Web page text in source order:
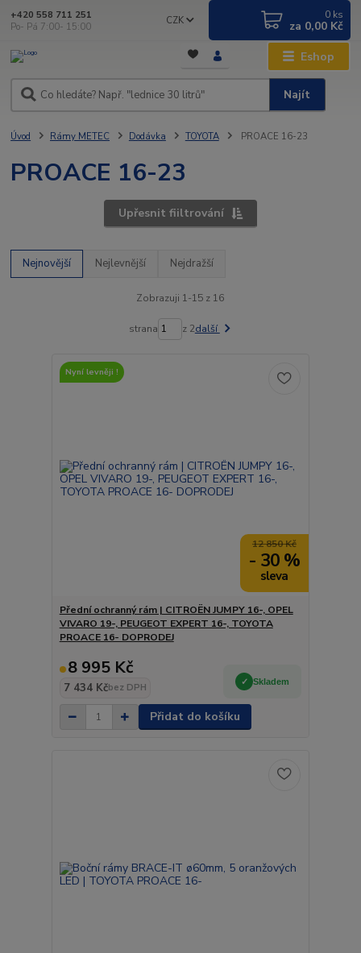
Eshop
CZK
Najít
+420 558 711 251
Po- Pá 7:00- 15:00
0 ks
za 0,00 Kč
Úvod Rámy METEC Dodávka TOYOTA PROACE 16-23
PROACE 16-23
Upřesnit fiiltrování
Nejnovější Nejlevnější Nejdražší
Zobrazuji 1-15 z 16
strana z 2další
Nyní levněji !
12 850 Kč
- 30 %
Přední ochranný rám | CITROËN JUMPY 16-, OPEL
VIVARO 19-, PEUGEOT EXPERT 16-, TOYOTA
PROACE 16- DOPRODEJ
8 995 Kč
7 434 Kčbez DPH
Skladem
Přidat do košíku